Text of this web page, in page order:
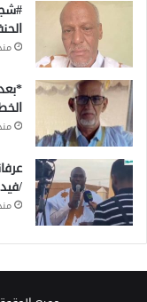
منذ 4
منذ 4
/
منذ 5